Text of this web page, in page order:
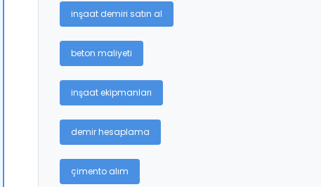
inşaat demiri satın al
beton maliyeti
inşaat ekipmanları
demir hesaplama
çimento alım